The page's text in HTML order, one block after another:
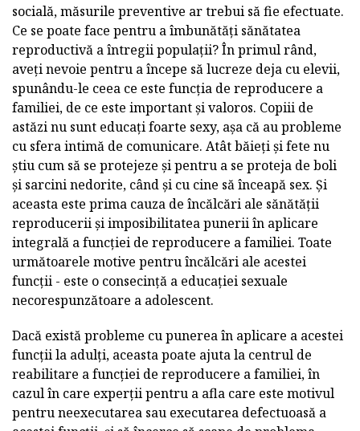
socială, măsurile preventive ar trebui să fie efectuate.
Ce se poate face pentru a îmbunătăți sănătatea
reproductivă a întregii populații? În primul rând,
aveți nevoie pentru a începe să lucreze deja cu elevii,
spunându-le ceea ce este funcția de reproducere a
familiei, de ce este important și valoros. Copiii de
astăzi nu sunt educați foarte sexy, așa că au probleme
cu sfera intimă de comunicare. Atât băieți și fete nu
știu cum să se protejeze și pentru a se proteja de boli
și sarcini nedorite, când și cu cine să înceapă sex. Și
aceasta este prima cauza de încălcări ale sănătății
reproducerii și imposibilitatea punerii în aplicare
integrală a funcției de reproducere a familiei. Toate
următoarele motive pentru încălcări ale acestei
funcții - este o consecință a educației sexuale
necorespunzătoare a adolescent.
Dacă există probleme cu punerea în aplicare a acestei
funcții la adulți, aceasta poate ajuta la centrul de
reabilitare a funcției de reproducere a familiei, în
cazul în care experții pentru a afla care este motivul
pentru neexecutarea sau executarea defectuoasă a